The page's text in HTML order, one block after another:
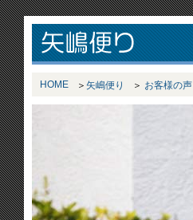
HOME 矢嶋便り お客様の声